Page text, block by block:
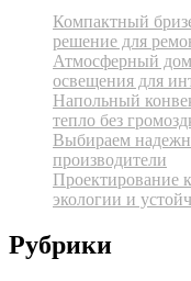
Компактный
решение для
Атмосферный
освещения для
Напольный
тепло без
Выбираем
производители
Проектирование
экологии и
Рубрики